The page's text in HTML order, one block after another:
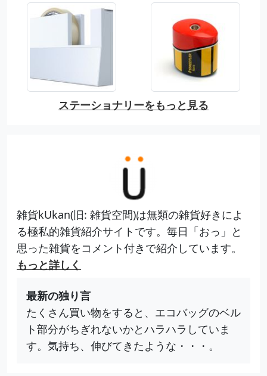
ステーショナリーをもっと見る
雑貨kUkan(旧: 雑貨空間)は無類の雑貨好きによ
る極私的雑貨紹介サイトです。毎日「おっ」と
思った雑貨をコメント付きで紹介しています。
もっと詳しく
最新の独り言
たくさん買い物をすると、エコバッグのベル
ト部分がちぎれないかとハラハラしていま
す。気持ち、伸びてきたような・・・。